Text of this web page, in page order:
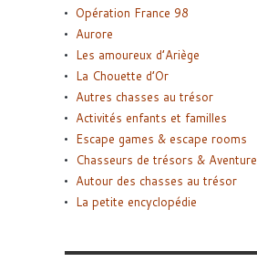
Opération France 98
Aurore
Les amoureux d’Ariège
La Chouette d’Or
Autres chasses au trésor
Activités enfants et familles
Escape games & escape rooms
Chasseurs de trésors & Aventure
Autour des chasses au trésor
La petite encyclopédie